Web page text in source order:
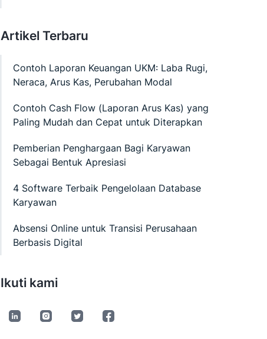
Artikel Terbaru
Contoh Laporan Keuangan UKM: Laba Rugi,
Neraca, Arus Kas, Perubahan Modal
Contoh Cash Flow (Laporan Arus Kas) yang
Paling Mudah dan Cepat untuk Diterapkan
Pemberian Penghargaan Bagi Karyawan
Sebagai Bentuk Apresiasi
4 Software Terbaik Pengelolaan Database
Karyawan
Absensi Online untuk Transisi Perusahaan
Berbasis Digital
Ikuti kami